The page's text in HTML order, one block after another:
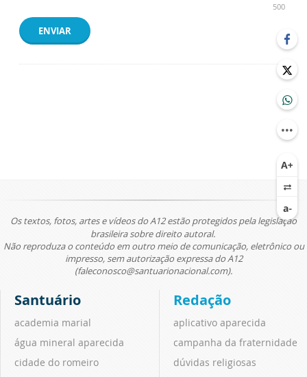
500
ENVIAR
Os textos, fotos, artes e vídeos do A12 estão protegidos pela legislação
brasileira sobre direito autoral.
Não reproduza o conteúdo em outro meio de comunicação, eletrônico ou
impresso, sem autorização expressa do A12
(faleconosco@santuarionacional.com).
Santuário
academia marial
água mineral aparecida
cidade do romeiro
Redação
aplicativo aparecida
campanha da fraternidade
dúvidas religiosas